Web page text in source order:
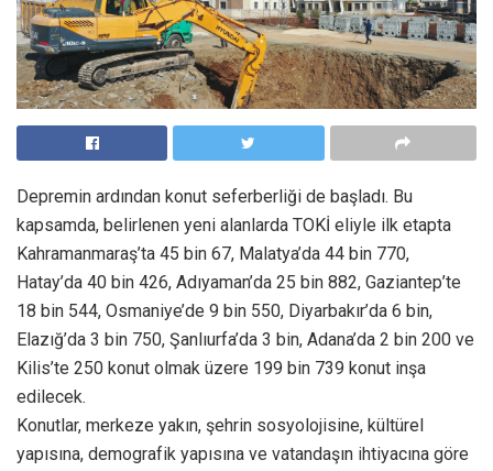
Depremin ardından konut seferberliği de başladı. Bu
kapsamda, belirlenen yeni alanlarda TOKİ eliyle ilk etapta
Kahramanmaraş’ta 45 bin 67, Malatya’da 44 bin 770,
Hatay’da 40 bin 426, Adıyaman’da 25 bin 882, Gaziantep’te
18 bin 544, Osmaniye’de 9 bin 550, Diyarbakır’da 6 bin,
Elazığ’da 3 bin 750, Şanlıurfa’da 3 bin, Adana’da 2 bin 200 ve
Kilis’te 250 konut olmak üzere 199 bin 739 konut inşa
edilecek.
Konutlar, merkeze yakın, şehrin sosyolojisine, kültürel
yapısına, demografik yapısına ve vatandaşın ihtiyacına göre